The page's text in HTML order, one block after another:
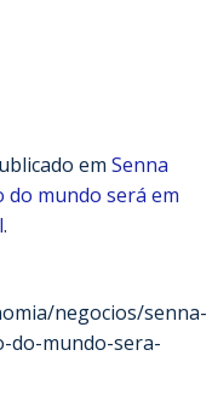
em Senna
do mundo será em
.
negocios/senna-
do-mundo-sera-